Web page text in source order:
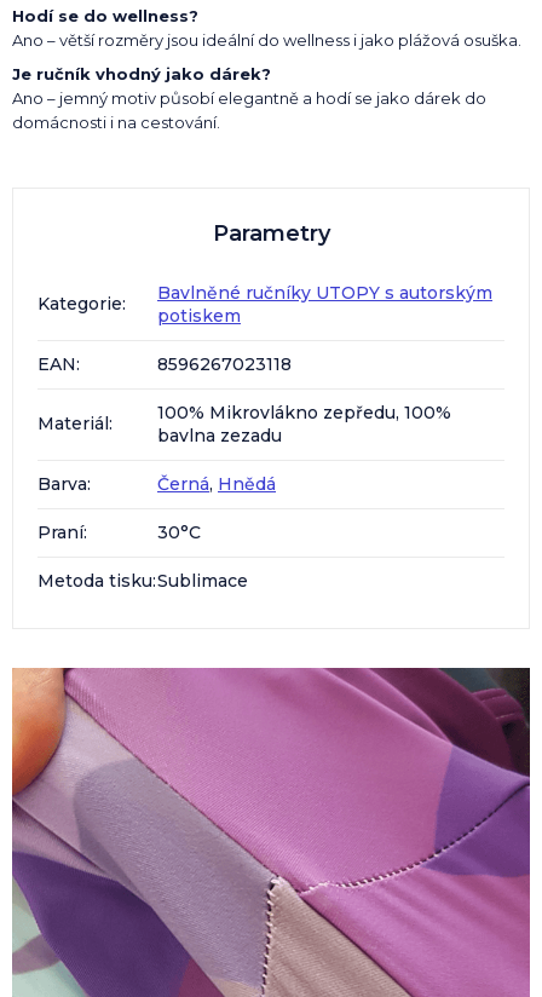
Hodí se do wellness?
Ano – větší rozměry jsou ideální do wellness i jako plážová osuška.
Je ručník vhodný jako dárek?
Ano – jemný motiv působí elegantně a hodí se jako dárek do
domácnosti i na cestování.
Parametry
Kategorie:
Bavlněné ručníky UTOPY s autorským
potiskem
EAN: 8596267023118
Materiál:
100% Mikrovlákno zepředu, 100%
bavlna zezadu
Barva: Černá, Hnědá
Praní: 30°C
Metoda tisku:Sublimace